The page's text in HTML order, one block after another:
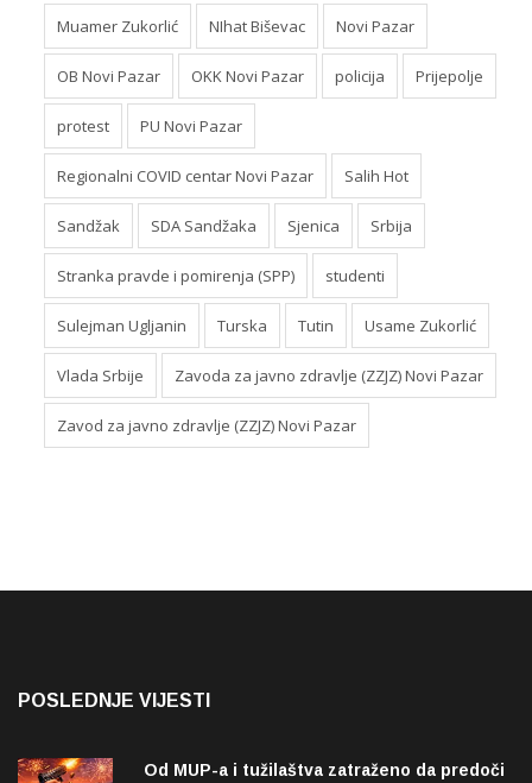
Muamer Zukorlić NIhat Biševac Novi Pazar
OB Novi Pazar OKK Novi Pazar policija Prijepolje
protest PU Novi Pazar
Regionalni COVID centar Novi Pazar Salih Hot
Sandžak SDA Sandžaka Sjenica Srbija
Stranka pravde i pomirenja (SPP) studenti
Sulejman Ugljanin Turska Tutin Usame Zukorlić
Vlada Srbije Zavoda za javno zdravlje (ZZJZ) Novi Pazar
Zavod za javno zdravlje (ZZJZ) Novi Pazar
POSLEDNJE VIJESTI
Od MUP-a i tužilaštva zatraženo da predoči